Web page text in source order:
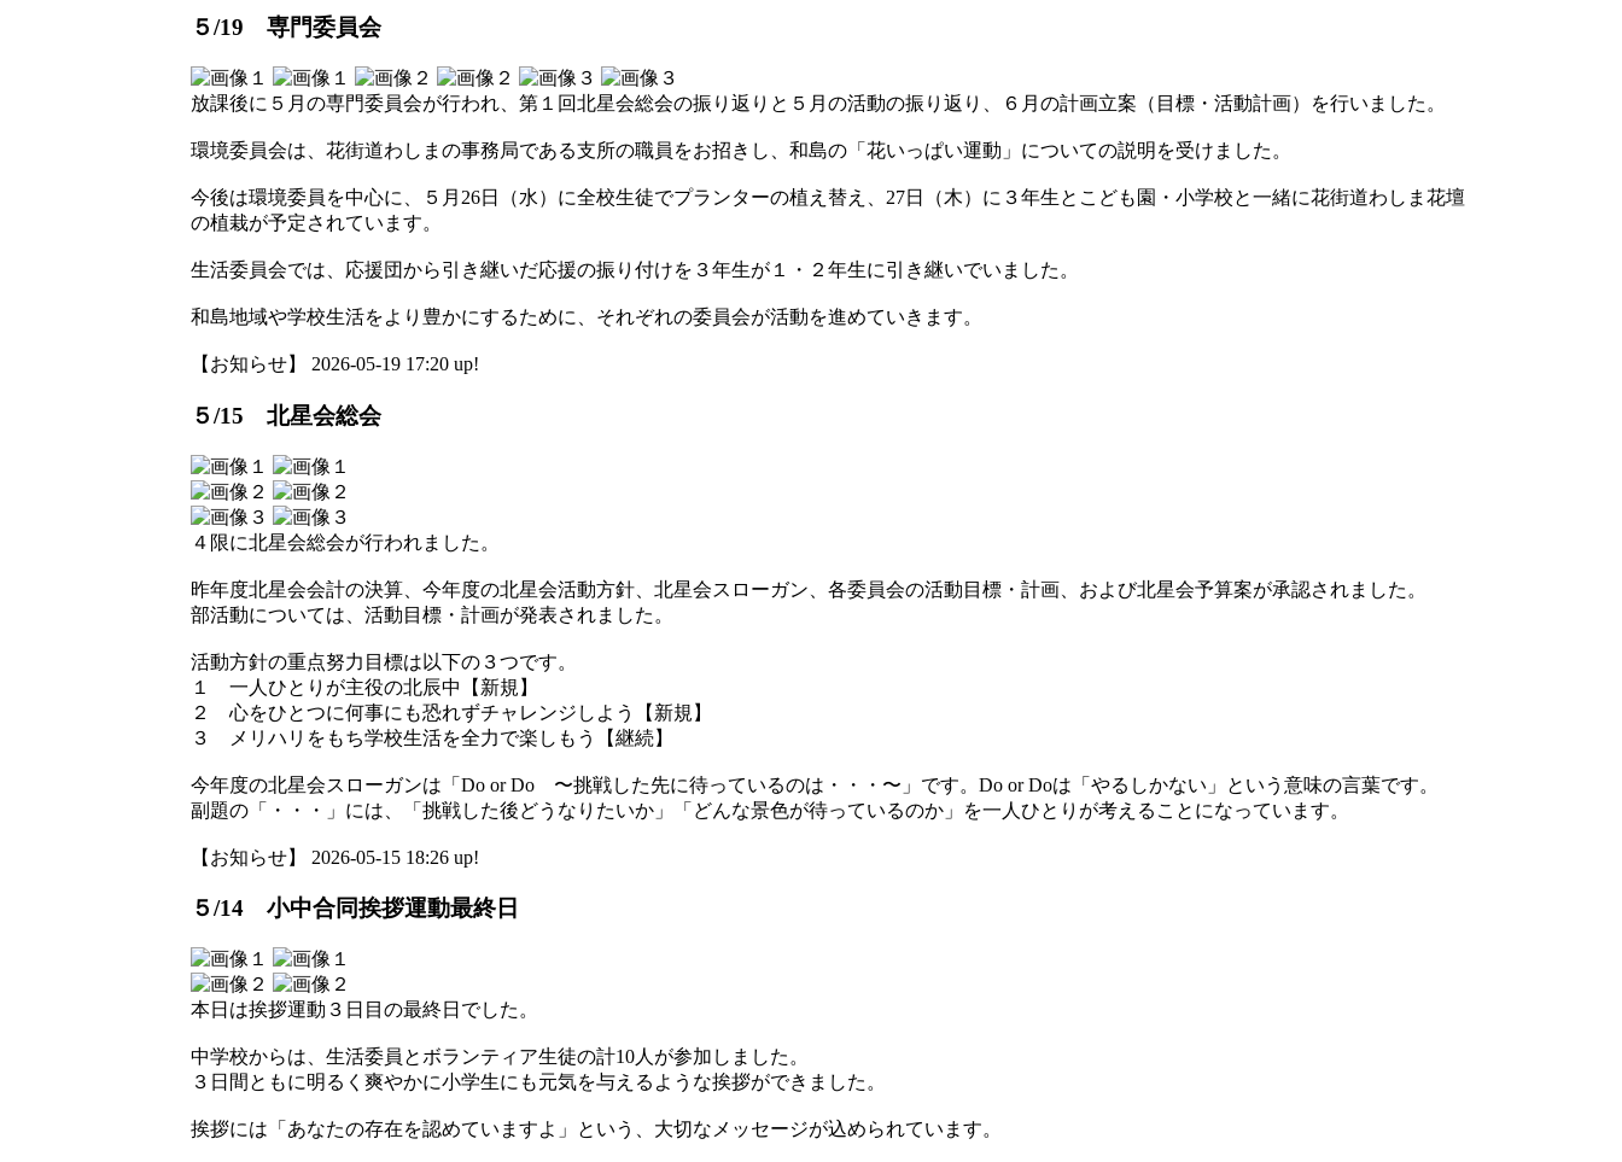
５/19 専門委員会
放課後に５月の専門委員会が行われ、第１回北星会総会の振り返りと５月の活動の振り返り、６月の計画立案（目標・活動計画）を行いました。
環境委員会は、花街道わしまの事務局である支所の職員をお招きし、和島の「花いっぱい運動」についての説明を受けました。
今後は環境委員を中心に、５月26日（水）に全校生徒でプランターの植え替え、27日（木）に３年生とこども園・小学校と一緒に花街道わしま花壇
の植栽が予定されています。
生活委員会では、応援団から引き継いだ応援の振り付けを３年生が１・２年生に引き継いでいました。
和島地域や学校生活をより豊かにするために、それぞれの委員会が活動を進めていきます。
【お知らせ】 2026-05-19 17:20 up!
５/15 北星会総会
４限に北星会総会が行われました。
昨年度北星会会計の決算、今年度の北星会活動方針、北星会スローガン、各委員会の活動目標・計画、および北星会予算案が承認されました。
部活動については、活動目標・計画が発表されました。
活動方針の重点努力目標は以下の３つです。
１ 一人ひとりが主役の北辰中【新規】
２ 心をひとつに何事にも恐れずチャレンジしよう【新規】
３ メリハリをもち学校生活を全力で楽しもう【継続】
今年度の北星会スローガンは「Do or Do 〜挑戦した先に待っているのは・・・〜」です。Do or Doは「やるしかない」という意味の言葉です。
副題の「・・・」には、「挑戦した後どうなりたいか」「どんな景色が待っているのか」を一人ひとりが考えることになっています。
【お知らせ】 2026-05-15 18:26 up!
５/14 小中合同挨拶運動最終日
本日は挨拶運動３日目の最終日でした。
中学校からは、生活委員とボランティア生徒の計10人が参加しました。
３日間ともに明るく爽やかに小学生にも元気を与えるような挨拶ができました。
挨拶には「あなたの存在を認めていますよ」という、大切なメッセージが込められています。